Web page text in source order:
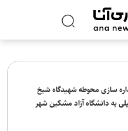
سازی محوطه شهیدگاه شیخ
به دانشگاه آزاد مشکین شهر